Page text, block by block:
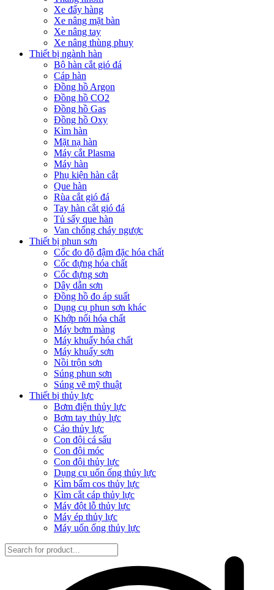
Xe đẩy hàng
Xe nâng mặt bàn
Xe nâng tay
Xe nâng thùng phuy
Thiết bị ngành hàn
Bộ hàn cắt gió đá
Cáp hàn
Đồng hồ Argon
Đồng hồ CO2
Đồng hồ Gas
Đồng hồ Oxy
Kìm hàn
Mặt nạ hàn
Máy cắt Plasma
Máy hàn
Phụ kiện hàn cắt
Que hàn
Rùa cắt gió đá
Tay hàn cắt gió đá
Tủ sấy que hàn
Van chống cháy ngược
Thiết bị phun sơn
Cốc đo độ đậm đặc hóa chất
Cốc đựng hóa chất
Cốc đựng sơn
Dây dẫn sơn
Đồng hồ đo áp suất
Dụng cụ phun sơn khác
Khớp nối hóa chất
Máy bơm màng
Máy khuấy hóa chất
Máy khuấy sơn
Nồi trộn sơn
Súng phun sơn
Súng vẽ mỹ thuật
Thiết bị thủy lực
Bơm điện thủy lực
Bơm tay thủy lực
Cảo thủy lực
Con đội cá sấu
Con đội móc
Con đội thủy lực
Dụng cụ uốn ống thủy lực
Kìm bấm cos thủy lực
Kìm cắt cáp thủy lực
Máy đột lỗ thủy lực
Máy ép thủy lực
Máy uốn ống thủy lực